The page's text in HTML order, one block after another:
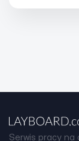
Serwis pracy na